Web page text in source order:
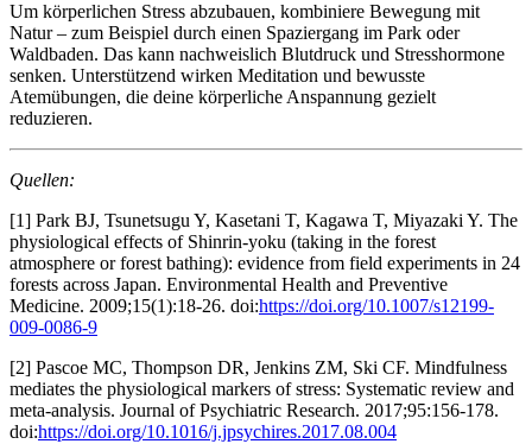
Um körperlichen Stress abzubauen, kombiniere Bewegung mit
Natur – zum Beispiel durch einen Spaziergang im Park oder
Waldbaden. Das kann nachweislich Blutdruck und Stresshormone
senken. Unterstützend wirken Meditation und bewusste
Atemübungen, die deine körperliche Anspannung gezielt
reduzieren.
Quellen:
[1] Park BJ, Tsunetsugu Y, Kasetani T, Kagawa T, Miyazaki Y. The
physiological effects of Shinrin-yoku (taking in the forest
atmosphere or forest bathing): evidence from field experiments in 24
forests across Japan. Environmental Health and Preventive
Medicine. 2009;15(1):18-26. doi:https://doi.org/10.1007/s12199-
009-0086-9
[2] Pascoe MC, Thompson DR, Jenkins ZM, Ski CF. Mindfulness
mediates the physiological markers of stress: Systematic review and
meta-analysis. Journal of Psychiatric Research. 2017;95:156-178.
doi:https://doi.org/10.1016/j.jpsychires.2017.08.004